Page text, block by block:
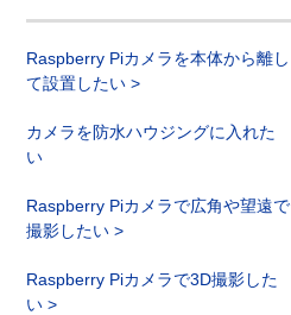
Raspberry Piカメラを本体から離し
て設置したい >
カメラを防水ハウジングに入れた
い
Raspberry Piカメラで広角や望遠で
撮影したい >
Raspberry Piカメラで3D撮影した
い >